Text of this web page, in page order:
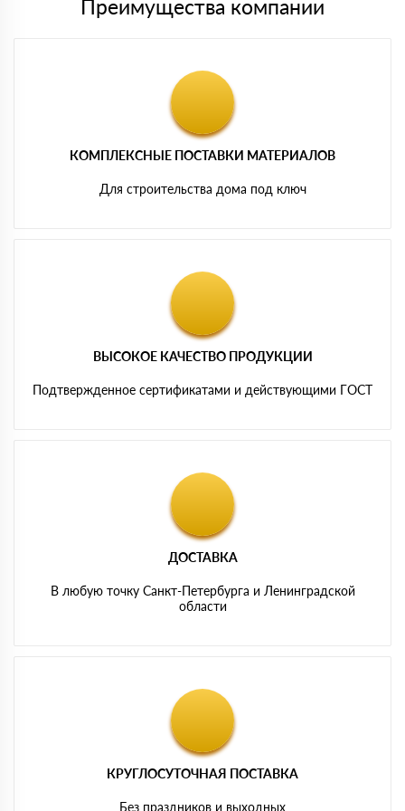
Преимущества компании
КОМПЛЕКСНЫЕ ПОСТАВКИ МАТЕРИАЛОВ
Для строительства дома под ключ
ВЫСОКОЕ КАЧЕСТВО ПРОДУКЦИИ
Подтвержденное сертификатами и действующими ГОСТ
ДОСТАВКА
В любую точку Санкт-Петербурга и Ленинградской
области
КРУГЛОСУТОЧНАЯ ПОСТАВКА
Без праздников и выходных